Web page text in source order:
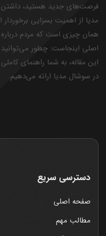
فرصت‌های جدید هستید،
مدیا از اهمیت بسزایی
همان چیزی است که مردم درباره
اصلی اینجاست: چطور می‌توانید
این مقاله، به شما راهنمای
در سوشال مدیا ارائه می‌دهیم.
دسترسی سریع
صفحه اصلی
مطالب مهم